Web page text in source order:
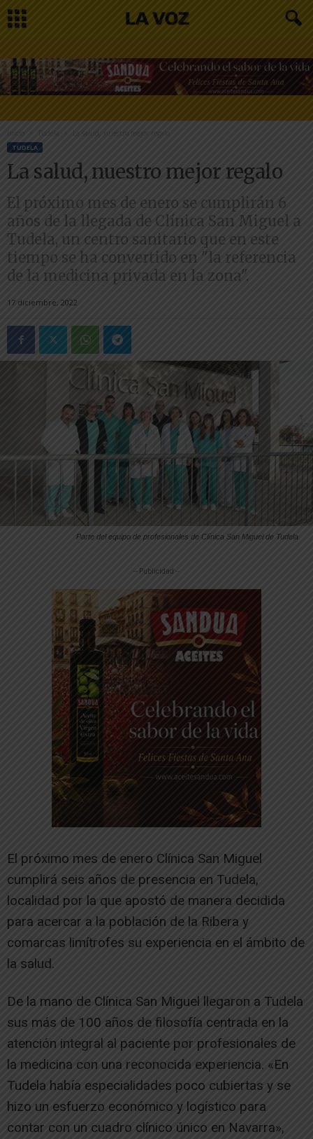
Inicio Tudela La salud, nuestro mejor regalo
TUDELA
La salud, nuestro mejor regalo
El próximo mes de enero se cumplirán 6
años de la llegada de Clínica San Miguel a
Tudela, un centro sanitario que en este
tiempo se ha convertido en "la referencia
de la medicina privada en la zona".
17 diciembre, 2022
Parte del equipo de profesionales de Clínica San Miguel de Tudela
-- Publicidad --
El próximo mes de enero Clínica San Miguel
cumplirá seis años de presencia en Tudela,
localidad por la que apostó de manera decidida
para acercar a la población de la Ribera y
comarcas limítrofes su experiencia en el ámbito de
la salud.
De la mano de Clínica San Miguel llegaron a Tudela
sus más de 100 años de filosofía centrada en la
atención integral al paciente por profesionales de
la medicina con una reconocida experiencia. «En
Tudela había especialidades poco cubiertas y se
hizo un esfuerzo económico y logístico para
contar con un cuadro clínico único en Navarra»,